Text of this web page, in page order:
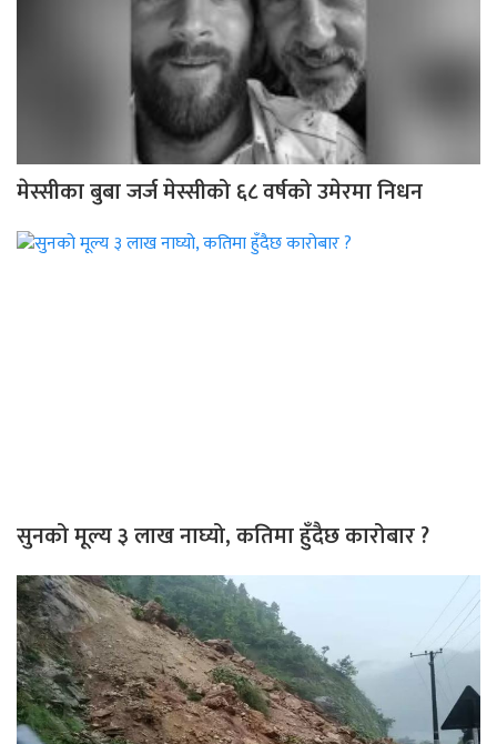
मेस्सीका बुबा जर्ज मेस्सीको ६८ वर्षको उमेरमा निधन
सुनको मूल्य ३ लाख नाघ्यो, कतिमा हुँदैछ कारोबार ?